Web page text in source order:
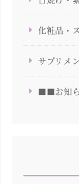
化粧品・
サプリメ
■■お知